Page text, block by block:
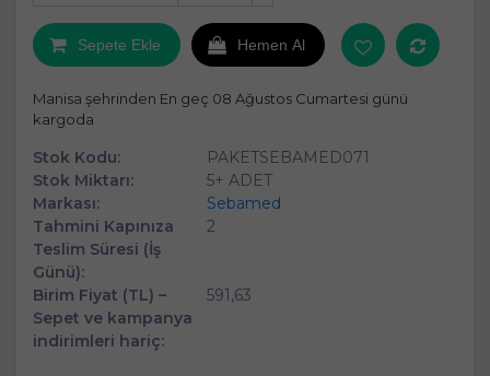
Sepete Ekle Hemen Al
Manisa şehrinden En geç 08 Ağustos Cumartesi günü
kargoda
Stok Kodu:
PAKETSEBAMED071
Stok Miktarı:
5+ ADET
Markası:
Sebamed
Tahmini Kapınıza
Teslim Süresi (İş
Günü):
2
Birim Fiyat (TL) –
Sepet ve kampanya
indirimleri hariç:
591,63